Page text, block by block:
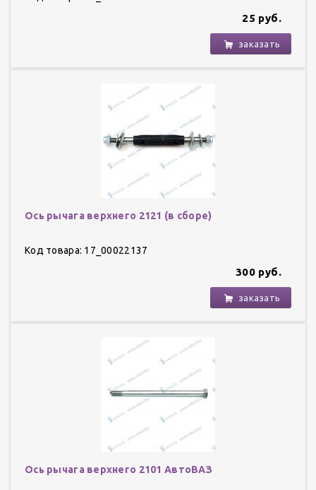
25 руб.
заказать
Ось рычага верхнего 2121 (в сборе)
Код товара: 17_00022137
300 руб.
заказать
Ось рычага верхнего 2101 АвтоВАЗ